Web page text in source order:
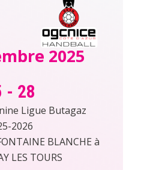
2025
- 28
Ligue Butagaz
2026
BLANCHE à
LES TOURS